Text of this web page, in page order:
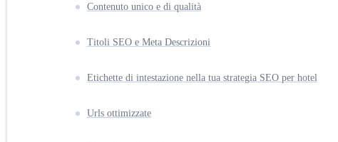
Contenuto unico e di qualità
Titoli SEO e Meta Descrizioni
Etichette di intestazione nella tua strategia SEO per hotel
Urls ottimizzate